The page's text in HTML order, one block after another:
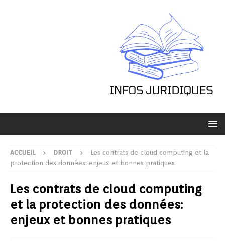
ACCUEIL DROIT
Les contrats de cloud computing et la
protection des données: enjeux et bonnes pratiques
Les contrats de cloud computing
et la protection des données:
enjeux et bonnes pratiques